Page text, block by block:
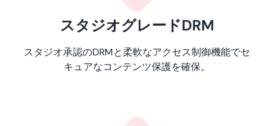
スタジオグレードDRM
スタジオ承認のDRMと柔軟なアクセス制御機能でセ
キュアなコンテンツ保護を確保。